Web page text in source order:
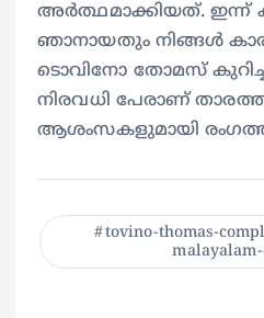
അർത്ഥമാക്കിയത്. ഇന്ന്
ഞാനായതും നിങ്ങൾ
ടൊവിനോ തോമസ്
നിരവധി പേരാണ്
ആശംസകളുമായി
tovino-thomas-